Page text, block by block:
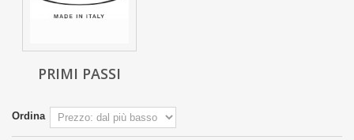
PRIMI PASSI
Ordina